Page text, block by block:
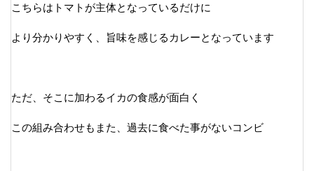
こちらはトマトが主体となっているだけに
より分かりやすく、旨味を感じるカレーとなっています
ただ、そこに加わるイカの食感が面白く
この組み合わせもまた、過去に食べた事がないコンビ